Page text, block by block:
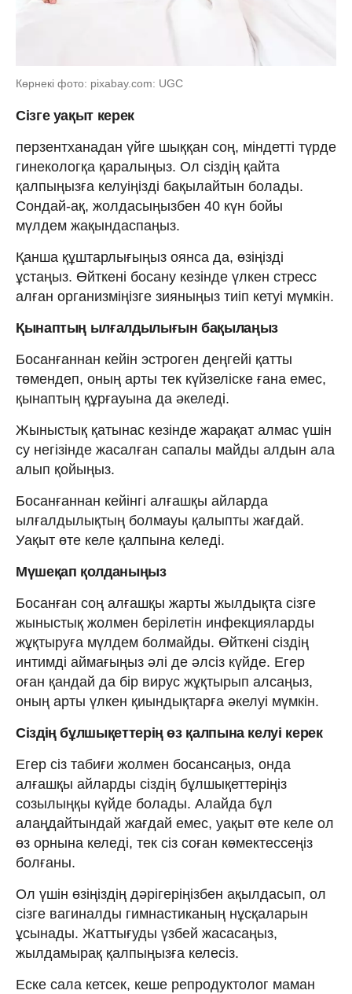
Көрнекі фото: pixabay.com: UGC
Сізге уақыт керек
перзентханадан үйге шыққан соң, міндетті түрде
гинекологқа қаралыңыз. Ол сіздің қайта
қалпыңызға келуіңізді бақылайтын болады.
Сондай-ақ, жолдасыңызбен 40 күн бойы
мүлдем жақындаспаңыз.
Қанша құштарлығыңыз оянса да, өзіңізді
ұстаңыз. Өйткені босану кезінде үлкен стресс
алған организміңізге зияныңыз тиіп кетуі мүмкін.
Қынаптың ылғалдылығын бақылаңыз
Босанғаннан кейін эстроген деңгейі қатты
төмендеп, оның арты тек күйзеліске ғана емес,
қынаптың құрғауына да әкеледі.
Жыныстық қатынас кезінде жарақат алмас үшін
су негізінде жасалған сапалы майды алдын ала
алып қойыңыз.
Босанғаннан кейінгі алғашқы айларда
ылғалдылықтың болмауы қалыпты жағдай.
Уақыт өте келе қалпына келеді.
Мүшеқап қолданыңыз
Босанған соң алғашқы жарты жылдықта сізге
жыныстық жолмен берілетін инфекцияларды
жұқтыруға мүлдем болмайды. Өйткені сіздің
интимді аймағыңыз әлі де әлсіз күйде. Егер
оған қандай да бір вирус жұқтырып алсаңыз,
оның арты үлкен қиындықтарға әкелуі мүмкін.
Сіздің бұлшықеттерің өз қалпына келуі керек
Егер сіз табиғи жолмен босансаңыз, онда
алғашқы айларды сіздің бұлшықеттеріңіз
созылыңқы күйде болады. Алайда бұл
алаңдайтындай жағдай емес, уақыт өте келе ол
өз орнына келеді, тек сіз соған көмектессеңіз
болғаны.
Ол үшін өзіңіздің дәрігеріңізбен ақылдасып, ол
сізге вагиналды гимнастиканың нұсқаларын
ұсынады. Жаттығуды үзбей жасасаңыз,
жылдамырақ қалпыңызға келесіз.
Еске сала кетсек, кеше репродуктолог маман